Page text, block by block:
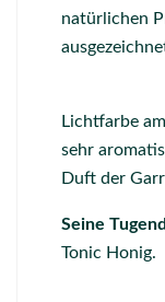
natürlichen
Lichtfarbe
sehr
Duft der
Seine
Tonic Honig.